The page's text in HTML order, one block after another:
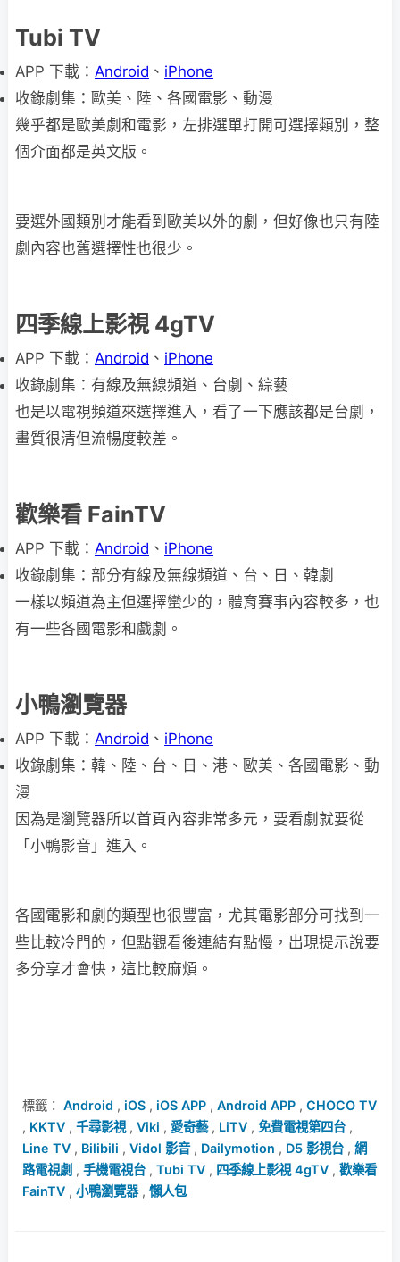
Tubi TV
APP 下載： Android 、 iPhone
收錄劇集：歐美、陸、各國電影、動漫
幾乎都是歐美劇和電影，左排選單打開可選擇類別，整
個介面都是英文版。
要選外國類別才能看到歐美以外的劇，但好像也只有陸
劇內容也舊選擇性也很少。
四季線上影視 4gTV
APP 下載： Android 、 iPhone
收錄劇集：有線及無線頻道、台劇、綜藝
也是以電視頻道來選擇進入，看了一下應該都是台劇，
畫質很清但流暢度較差。
歡樂看 FainTV
APP 下載： Android 、 iPhone
收錄劇集：部分有線及無線頻道、台、日、韓劇
一樣以頻道為主但選擇蠻少的，體育賽事內容較多，也
有一些各國電影和戲劇。
小鴨瀏覽器
APP 下載： Android 、 iPhone
收錄劇集：韓、陸、台、日、港、歐美、各國電影、動
漫
因為是瀏覽器所以首頁內容非常多元，要看劇就要從
「小鴨影音」進入。
各國電影和劇的類型也很豐富，尤其電影部分可找到一
些比較冷門的，但點觀看後連結有點慢，出現提示說要
多分享才會快，這比較麻煩。
標籤： Android , iOS , iOS APP , Android APP , CHOCO TV
, KKTV , 千尋影視 , Viki , 愛奇藝, LiTV , 免費電視第四台 ,
Line TV , Bilibili , Vidol 影音, Dailymotion , D5 影視台 , 網
路電視劇 , 手機電視台 , Tubi TV , 四季線上影視 4gTV , 歡樂看
FainTV , 小鴨瀏覽器, 懶人包